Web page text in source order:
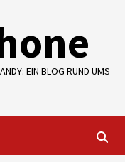
EIN BLOG RUND UMS